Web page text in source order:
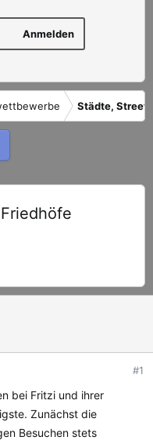
Anmelden
Städte, Street
#1
bei Fritzi und ihrer
Zunächst die
Besuchen stets